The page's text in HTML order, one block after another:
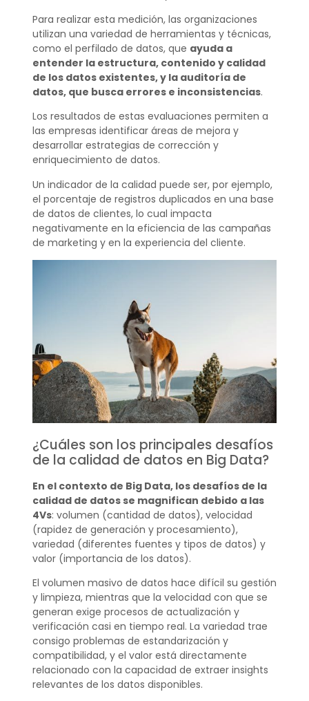
Para realizar esta medición, las organizaciones
utilizan una variedad de herramientas y técnicas,
como el perfilado de datos, que ayuda a
entender la estructura, contenido y calidad
de los datos existentes, y la auditoría de
datos, que busca errores e inconsistencias.
Los resultados de estas evaluaciones permiten a
las empresas identificar áreas de mejora y
desarrollar estrategias de corrección y
enriquecimiento de datos.
Un indicador de la calidad puede ser, por ejemplo,
el porcentaje de registros duplicados en una base
de datos de clientes, lo cual impacta
negativamente en la eficiencia de las campañas
de marketing y en la experiencia del cliente.
¿Cuáles son los principales desafíos
de la calidad de datos en Big Data?
En el contexto de Big Data, los desafíos de la
calidad de datos se magnifican debido a las
4Vs: volumen (cantidad de datos), velocidad
(rapidez de generación y procesamiento),
variedad (diferentes fuentes y tipos de datos) y
valor (importancia de los datos).
El volumen masivo de datos hace difícil su gestión
y limpieza, mientras que la velocidad con que se
generan exige procesos de actualización y
verificación casi en tiempo real. La variedad trae
consigo problemas de estandarización y
compatibilidad, y el valor está directamente
relacionado con la capacidad de extraer insights
relevantes de los datos disponibles.